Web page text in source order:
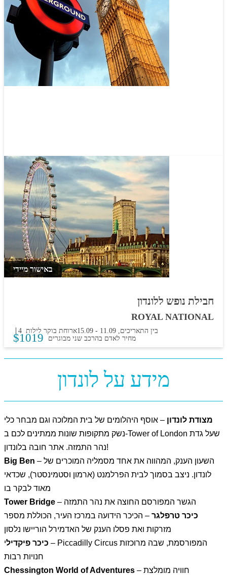
חבילת נופש ללונדון
בין התאריכים, -
15.09
ROYAL NATIONAL
4 לילות ארוחת בוקר
באישור מיידי
$1019 מחיר לאדם בהרכב שני מבוגרים
מידע על לונדון
מצודת לונדון – אוסף היהלומים של בית המלוכה וגם מבחר כלי
נשק מתקופות שונות ממתינים לכם ב-Tower of London שעל גדת
נהר התמזה. אתר חובה בלונדון!
Big Ben – השעון הענק, המהווה את אחד מסמליה המוכרים של
לונדון. ניצב בסמוך לבית הפרלמנט (ארמון וסטמינסטר), שכדאי
מאוד לבקר בו
Tower Bridge
– הגשר המפורסם החוצה את נהר התמזה
כיכר טרפלגר – הכיכר הידועה במרכז העיר, הכוללת מספר
מזרקות ואת פסלו הענק של האדמירל הוריישו נלסון
כיכר פיקדילי – Piccadilly Circus המפורסמת, שבה מרוכזות
חנויות רבות
Chessington World of Adventures – חוויה מומלצת